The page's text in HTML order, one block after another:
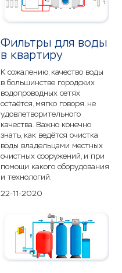
Фильтры для воды
в квартиру
К сожалению, качество воды
в большинстве городских
водопроводных сетях
остаётся, мягко говоря, не
удовлетворительного
качества. Важно конечно
знать, как ведётся очистка
воды владельцами местных
очистных сооружений, и при
помощи какого оборудования
и технологий.
22-11-2020